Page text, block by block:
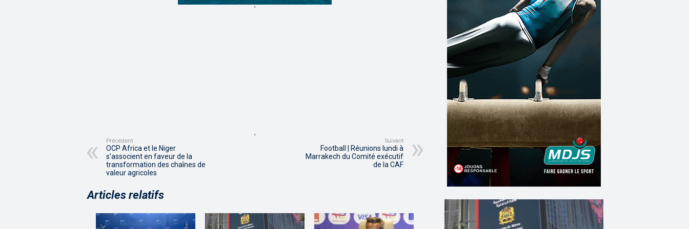
,
,
Précédent
OCP Africa et le Niger
s’associent en faveur de la
transformation des chaînes de
valeur agricoles
Suivant
Football | Réunions lundi à
Marrakech du Comité exécutif
de la CAF
Articles relatifs